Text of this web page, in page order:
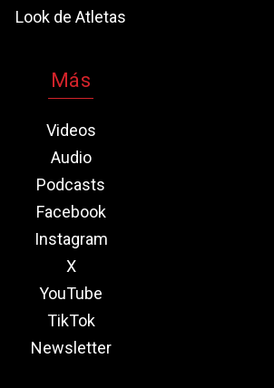
Look de Atletas
Más
Videos
Audio
Podcasts
Facebook
Instagram
X
YouTube
TikTok
Newsletter